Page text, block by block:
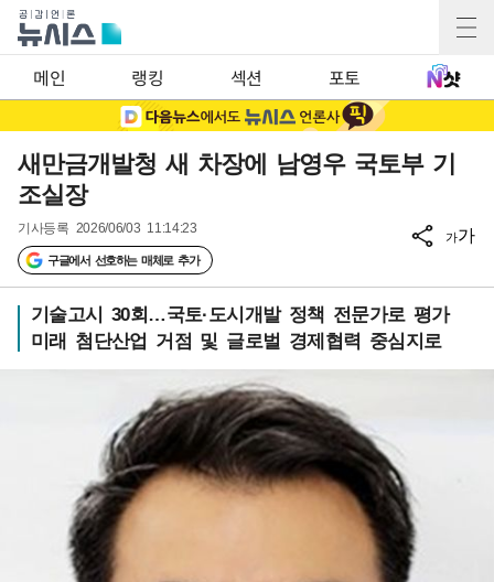
메인 랭킹 섹션 포토
새만금개발청 새 차장에 남영우 국토부 기
조실장
기사등록 2026/06/03 11:14:23
구글에서 선호하는 매체로 추가
가가
기술고시 30회…국토·도시개발 정책 전문가로 평가
미래 첨단산업 거점 및 글로벌 경제협력 중심지로